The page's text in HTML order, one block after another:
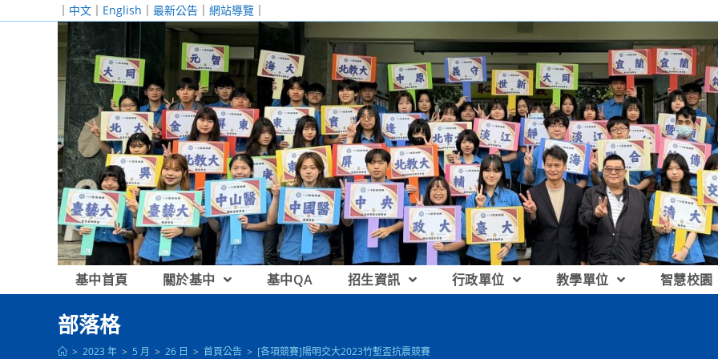
｜ 中文 ｜ English ｜ 最新公告 ｜ 網站導覽 ｜
基中首頁 關於基中 基中QA 招生資訊 行政單位 教學單位 智慧校園
部落格
> 2023 年 > 5 月 > 26 日 > 首頁公告 > [各項競賽]陽明交大2023竹塹盃抗震競賽